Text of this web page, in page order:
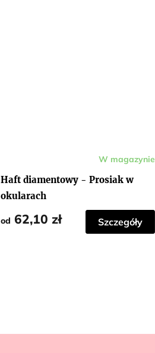
Haft diamentowy - Prosiak w
okularach
W magazynie
od 62,10 zł Szczegóły